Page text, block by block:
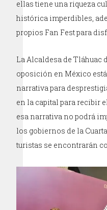
ellas tiene una riqueza
histórica imperdibles,
propios Fan Fest para
La Alcaldesa de Tláhuac
oposición en México
narrativa para
en la capital para recibir
esa narrativa no podrá
los gobiernos de la
turistas se encontrarán